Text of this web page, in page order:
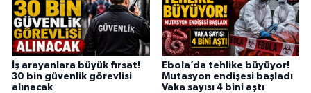
İş arayanlara büyük fırsat!
30 bin güvenlik görevlisi
alınacak
Ebola’da tehlike büyüyor!
Mutasyon endişesi başladı
Vaka sayısı 4 bini aştı